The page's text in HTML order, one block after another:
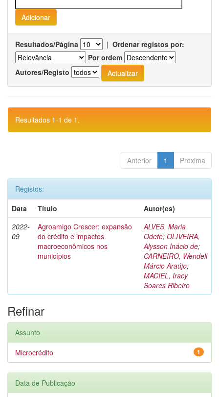
Resultados/Página | Ordenar registos por:
Por ordem
Autores/Registo
Resultados 1-1 de 1.
Anterior 1 Próxima
Registos:
Data
Título
Autor(es)
2022-
09
Agroamigo Crescer: expansão
do crédito e impactos
macroeconômicos nos
municípios
ALVES, Maria
Odete; OLIVEIRA,
Alysson Inácio de;
CARNEIRO, Wendell
Márcio Araújo;
MACIEL, Iracy
Soares Ribeiro
Refinar
Assunto
1
Microcrédito
Data de Publicação